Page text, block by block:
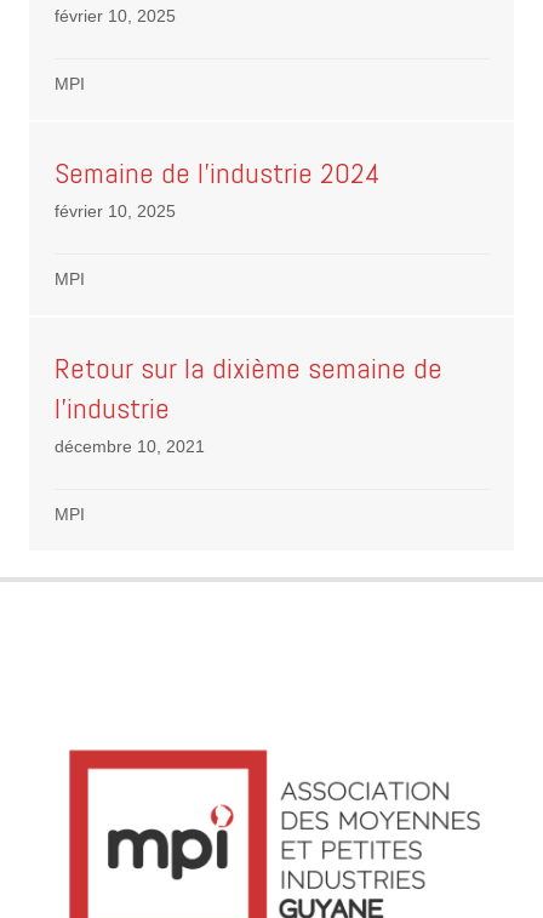
février 10, 2025
MPI
Semaine de l’industrie 2024
février 10, 2025
MPI
Retour sur la dixième semaine de
l’industrie
décembre 10, 2021
MPI